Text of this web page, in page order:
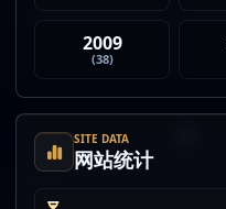
2009
(38)
SITE DATA
网站统计